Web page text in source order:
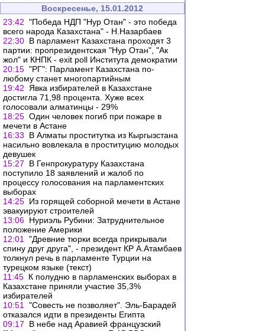
Воскресенье, 15.01.2012
23:42 "Победа НДП "Нур Отан" - это победа
всего народа Казахстана" - Н.Назарбаев
22:30 В парламент Казахстана проходят 3
партии: пропрезидентская "Нур Отан", "Ак
жол" и КНПК - exit poll Института демократии
20:15 "РГ": Парламент Казахстана по-
любому станет многопартийным
19:42
Явка избирателей в Казахстане
достигла 71,98 процента. Хуже всех
голосовали алматинцы - 29%
18:25 Один человек погиб при пожаре в
мечети в Астане
16:33
В Алматы проститутка из Кыргызстана
насильно вовлекала в проституцию молодых
девушек
15:27
В Генпрокуратуру Казахстана
поступило 18 заявлений и жалоб по
процессу голосования на парламентских
выборах
14:25 Из горящей соборной мечети в Астане
эвакуируют строителей
13:06 Нуриэль Рубини: Затруднительное
положение Америки
12:01
"Древние тюрки всегда прикрывали
спину друг друга", - президент КР А.Атамбаев
толкнул речь в парламенте Турции на
турецком языке (текст)
11:45 К полудню в парламенских выборах в
Казахстане приняли участие 35,3%
избирателей
10:51
"Совесть не позволяет". Эль-Барадей
отказался идти в президенты Египта
09:17
В небе над Аравией французский